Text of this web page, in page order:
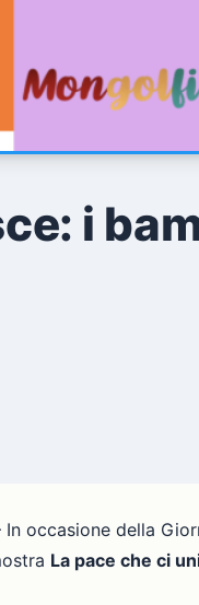
i
In occasione della
La pace che ci